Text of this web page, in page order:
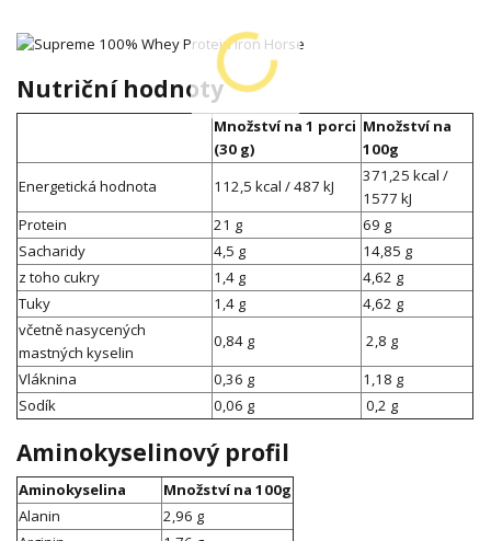
Nutriční hodnoty
Množství na 1 porci
(30 g)
Množství na
100g
Energetická hodnota
112,5 kcal / 487 kJ
371,25 kcal /
1577 kJ
Protein
21 g
69 g
Sacharidy
4,5 g
14,85 g
z toho cukry
1,4 g
4,62 g
Tuky
1,4 g
4,62 g
včetně nasycených
mastných kyselin
0,84 g
2,8 g
Vláknina
0,36 g
1,18 g
Sodík
0,06 g 0,2 g
Aminokyselinový profil
Aminokyselina
Množství na 100g
Alanin
2,96 g